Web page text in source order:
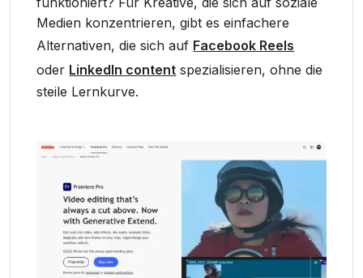
Medien konzentrieren, gibt es einfachere
Alternativen, die sich auf Facebook Reels
oder LinkedIn content spezialisieren, ohne die
steile Lernkurve.